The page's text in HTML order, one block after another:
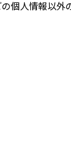
個人情報以外